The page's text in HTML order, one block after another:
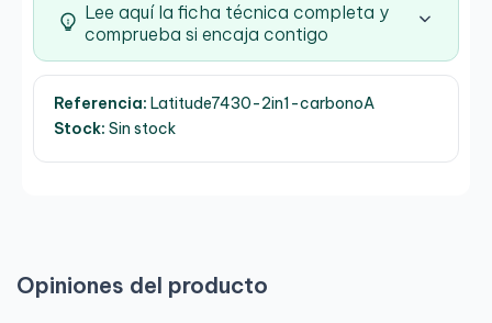
Lee aquí la ficha técnica completa y
comprueba si encaja contigo
Referencia: Latitude7430-2in1-carbonoA
Stock: Sin stock
Opiniones del producto